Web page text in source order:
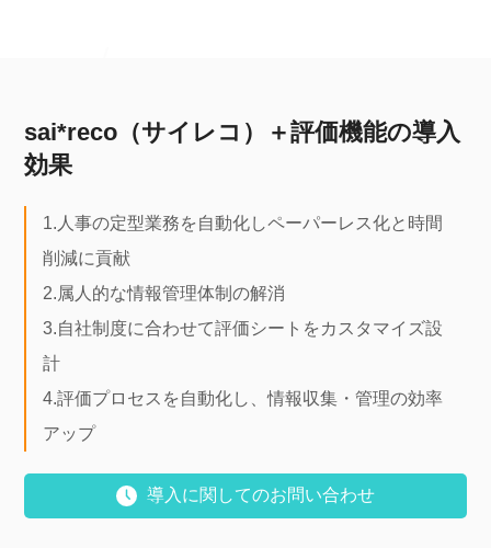
sai*reco（サイレコ）＋評価機能の導入
効果
1.人事の定型業務を自動化しペーパーレス化と時間
削減に貢献
2.属人的な情報管理体制の解消
3.自社制度に合わせて評価シートをカスタマイズ設
計
4.評価プロセスを自動化し、情報収集・管理の効率
アップ
導入に関してのお問い合わせ